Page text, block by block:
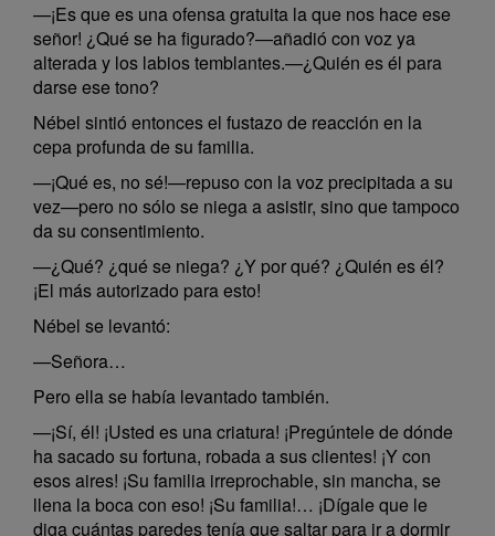
—¡Es que es una ofensa gratuita la que nos hace ese
señor! ¿Qué se ha figurado?—añadió con voz ya
alterada y los labios temblantes.—¿Quién es él para
darse ese tono?
Nébel sintió entonces el fustazo de reacción en la
cepa profunda de su familia.
—¡Qué es, no sé!—repuso con la voz precipitada a su
vez—pero no sólo se niega a asistir, sino que tampoco
da su consentimiento.
—¿Qué? ¿qué se niega? ¿Y por qué? ¿Quién es él?
¡El más autorizado para esto!
Nébel se levantó:
—Señora…
Pero ella se había levantado también.
—¡Sí, él! ¡Usted es una criatura! ¡Pregúntele de dónde
ha sacado su fortuna, robada a sus clientes! ¡Y con
esos aires! ¡Su familia irreprochable, sin mancha, se
llena la boca con eso! ¡Su familia!… ¡Dígale que le
diga cuántas paredes tenía que saltar para ir a dormir